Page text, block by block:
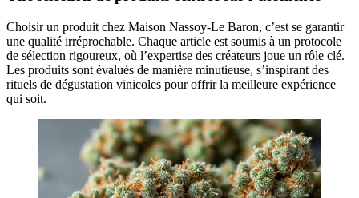
Choisir un produit chez Maison Nassoy-Le Baron, c’est se garantir
une qualité irréprochable. Chaque article est soumis à un protocole
de sélection rigoureux, où l’expertise des créateurs joue un rôle clé.
Les produits sont évalués de manière minutieuse, s’inspirant des
rituels de dégustation vinicoles pour offrir la meilleure expérience
qui soit.